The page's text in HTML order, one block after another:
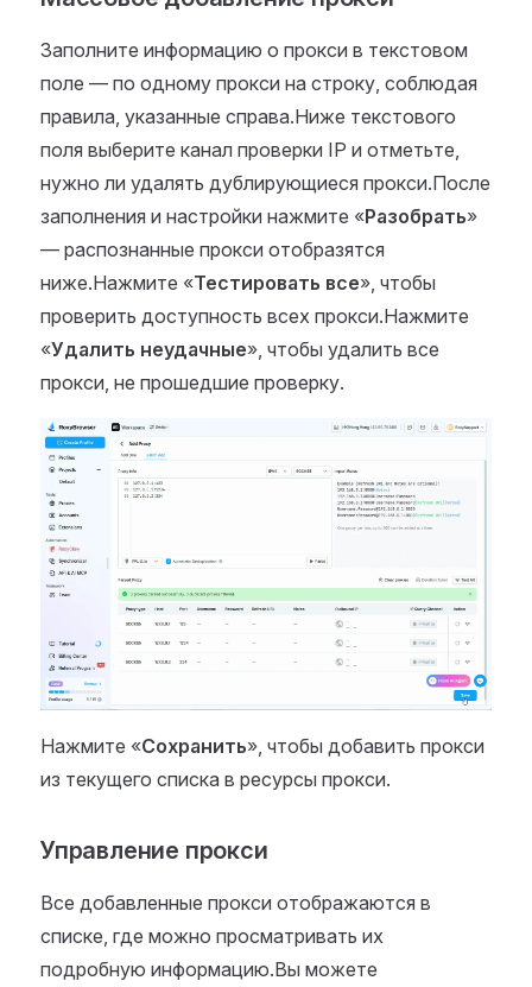
Заполните информацию о прокси в текстовом
поле — по одному прокси на строку, соблюдая
правила, указанные справа.Ниже текстового
поля выберите канал проверки IP и отметьте,
нужно ли удалять дублирующиеся прокси.После
заполнения и настройки нажмите «Разобрать»
— распознанные прокси отобразятся
ниже.Нажмите «Тестировать все», чтобы
проверить доступность всех прокси.Нажмите
«Удалить неудачные», чтобы удалить все
прокси, не прошедшие проверку.
Нажмите «Сохранить», чтобы добавить прокси
из текущего списка в ресурсы прокси.
Управление прокси
Все добавленные прокси отображаются в
списке, где можно просматривать их
подробную информацию.Вы можете